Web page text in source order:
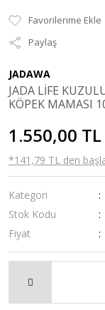
Paylaş
JADAWA
JADA LİFE
KÖPEK MAMASI
1.550,00 TL
*141,79 TL den
Kategori
Stok Kodu
Fiyat